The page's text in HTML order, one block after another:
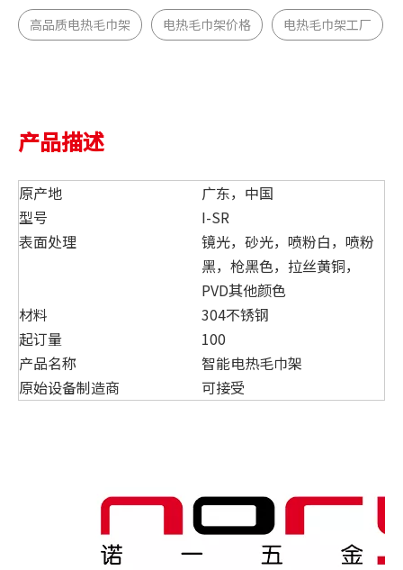
高品质电热毛巾架 电热毛巾架价格 电热毛巾架工厂
产品描述
原产地
广东，中国
型号
I-SR
表面处理
镜光，砂光，喷粉白，喷粉
黑，枪黑色，拉丝黄铜，
PVD其他颜色
材料
304不锈钢
起订量
100
产品名称
智能电热毛巾架
原始设备制造商
可接受